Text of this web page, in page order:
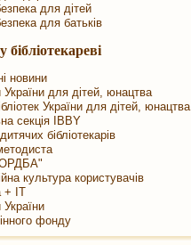
для дітей
для батьків
новини
України для дітей, юнацтва
України для дітей, юнацтва
секція IBBY
бібліотекарів
культура користувачів
+ IT
України
фонду